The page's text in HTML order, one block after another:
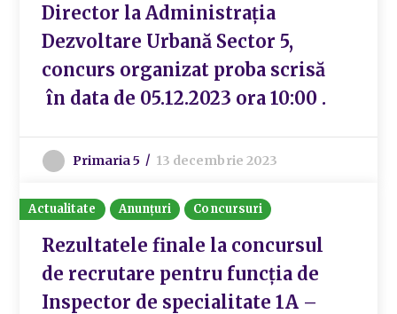
Director la Administrația
Dezvoltare Urbană Sector 5,
concurs organizat proba scrisă
în data de 05.12.2023 ora 10:00 .
Primaria 5 13 decembrie 2023
Actualitate Anunțuri Concursuri
Rezultatele finale la concursul
de recrutare pentru funcția de
Inspector de specialitate 1A –